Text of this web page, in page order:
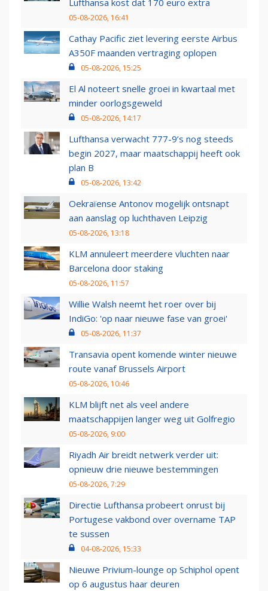
Lufthansa kost dat 170 euro extra
05-08-2026, 16:41
Cathay Pacific ziet levering eerste Airbus
A350F maanden vertraging oplopen
05-08-2026, 15:25
El Al noteert snelle groei in kwartaal met
minder oorlogsgeweld
05-08-2026, 14:17
Lufthansa verwacht 777-9’s nog steeds
begin 2027, maar maatschappij heeft ook
plan B
05-08-2026, 13:42
Oekraïense Antonov mogelijk ontsnapt
aan aanslag op luchthaven Leipzig
05-08-2026, 13:18
KLM annuleert meerdere vluchten naar
Barcelona door staking
05-08-2026, 11:57
Willie Walsh neemt het roer over bij
IndiGo: 'op naar nieuwe fase van groei'
05-08-2026, 11:37
Transavia opent komende winter nieuwe
route vanaf Brussels Airport
05-08-2026, 10:46
KLM blijft net als veel andere
maatschappijen langer weg uit Golfregio
05-08-2026, 9:00
Riyadh Air breidt netwerk verder uit:
opnieuw drie nieuwe bestemmingen
05-08-2026, 7:29
Directie Lufthansa probeert onrust bij
Portugese vakbond over overname TAP
te sussen
04-08-2026, 15:33
Nieuwe Privium-lounge op Schiphol opent
op 6 augustus haar deuren